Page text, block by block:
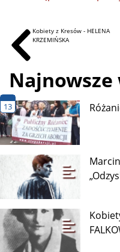
Kobiety z Kresów - HELENA
KRZEMIŃSKA
Najnowsze
13